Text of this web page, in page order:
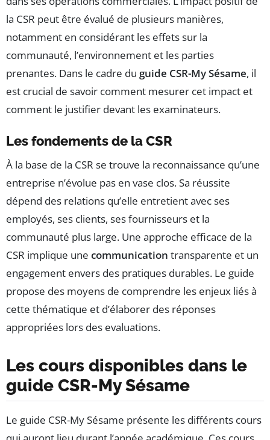
la CSR peut être évalué de plusieurs manières,
notamment en considérant les effets sur la
communauté, l’environnement et les parties
prenantes. Dans le cadre du guide CSR-My Sésame, il
est crucial de savoir comment mesurer cet impact et
comment le justifier devant les examinateurs.
Les fondements de la CSR
À la base de la CSR se trouve la reconnaissance qu’une
entreprise n’évolue pas en vase clos. Sa réussite
dépend des relations qu’elle entretient avec ses
employés, ses clients, ses fournisseurs et la
communauté plus large. Une approche efficace de la
CSR implique une communication transparente et un
engagement envers des pratiques durables. Le guide
propose des moyens de comprendre les enjeux liés à
cette thématique et d’élaborer des réponses
appropriées lors des evaluations.
Les cours disponibles dans le
guide CSR-My Sésame
Le guide CSR-My Sésame présente les différents cours